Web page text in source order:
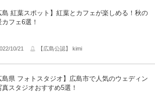
島 紅葉スポット】紅葉とカフェが楽しめる！秋の
カフェ6選！
10/21 【広島公認】 kimi
島県 フォトスタジオ】広島市で人気のウェディン
真スタジオおすすめ5選！